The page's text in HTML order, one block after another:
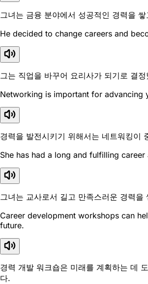
그녀는 금융 분야에서 성공적인 경력을
He decided to change careers and
그는 직업을 바꾸어 요리사가 되기로 결
Networking is important for advancing
경력을 발전시키기 위해서는 네트워킹이
She has had a long and fulfilling career
그녀는 교사로서 길고 만족스러운 경력을
Career development workshops can
future.
경력 개발 워크숍은 미래를 계획하는 데
다.